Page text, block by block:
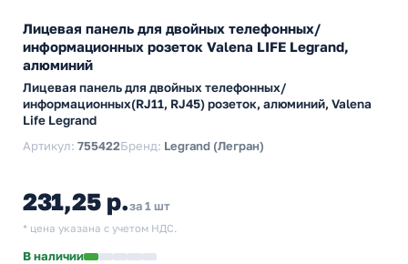
Лицевая панель для двойных телефонных/
информационных розеток Valena LIFE Legrand,
алюминий
Лицевая панель для двойных телефонных/
информационных(RJ11, RJ45) розеток, алюминий, Valena
Life Legrand
Артикул: 755422Бренд: Legrand (Легран)
231,25 р.за 1 шт
* цена указана с учетом НДС.
В наличии